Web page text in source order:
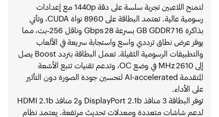
لتمنح اللاعبين تجربة سلسة على دقة 1440p مع إعدادات
رسومية عالية. تعتمد البطاقة على 8960 نواة CUDA، وتأتي
بذاكرة 16 GB GDDR7 بسرعة 28 Gbps وناقل 256‑بت، مما
يوفر عرض نطاق ترددي واسع واستجابة سريعة في الألعاب
والتطبيقات الرسومية الثقيلة. تعمل البطاقة بتردد Boost يصل
إلى 2610 MHz في وضع OC، وتدعم تقنيات تتبع الأشعة
المتقدمة AI-accelerated لتحسين جودة الصورة دون التأثير
على الأداء.
توفر البطاقة 3 منافذ DisplayPort 2.1b و2 منافذ HDMI 2.1b
لدعم شاشات متعددة ومعدلات تحديث مرتفعة. يعتمد نظام